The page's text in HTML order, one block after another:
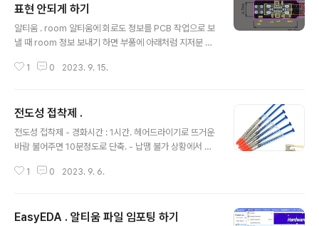
세보기 알티움 개요 https://igotit.tistory.com/281 알
티움 설치 https://igotit.tistory.com/408 알티움 데이
터베이스 연동법(고급 igotit.tistory.com 첫 등록 : 202
표현 안되게 하기
알티움 . room 알티움에 회로도 정보를 PCB 작업으로 보
낼 때 room 정보 보내기 하면 부품에 아래처럼 지저분 하
Rules.. 살행하여 보이는 아래 화면에서 Room Definitio
정리 - 회로설계, PCB 설계제작 위한 툴 S/W 알티움 설정
관련 주제 상세보기 알티움 개요 https://igotit.tistory.c
om/281 알티움 설치 https://igotit.tistory.com/408
등록 : 2023.09.15..
1 0 2023. 9. 15.
전도성 접착제 .
전도성 접착제 - 경화시간 : 1시간. 헤어드라이기로 뜨거운
바람 불어주면 10분정도로 단축. - 납땜 불가 상황에서 금
2,709원 (용량 : 0.4 ml ) 1.44US $ 17% OFF|Condu
es - Aliexp Smarter Shopping, Better Living! Ali
1 0 2023. 9. 6.
EasyEDA . 알티움 파일 임포팅 하기